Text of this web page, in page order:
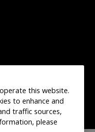
this website.
to enhance and
traffic sources,
please